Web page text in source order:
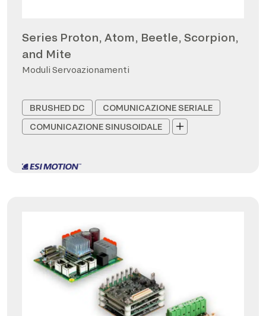
Series Proton, Atom, Beetle, Scorpion,
and Mite
Moduli Servoazionamenti
BRUSHED DC
COMUNICAZIONE SERIALE
COMUNICAZIONE SINUSOIDALE